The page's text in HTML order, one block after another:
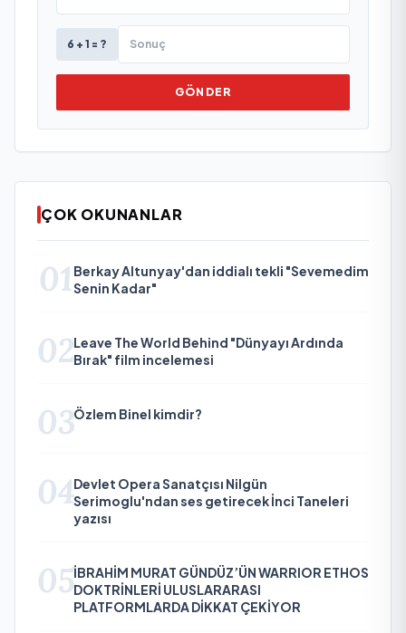
6 + 1 = ?
GÖNDER
ÇOK OKUNANLAR
01 Berkay Altunyay'dan iddialı tekli "Sevemedim
Senin Kadar"
02Leave The World Behind "Dünyayı Ardında
Bırak" film incelemesi
03Özlem Binel kimdir?
04Devlet Opera Sanatçısı Nilgün
Serimoglu'ndan ses getirecek İnci Taneleri
yazısı
05İBRAHİM MURAT GÜNDÜZ’ÜN WARRIOR ETHOS
DOKTRİNLERİ ULUSLARARASI
PLATFORMLARDA DİKKAT ÇEKİYOR